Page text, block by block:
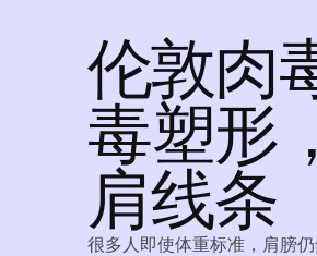
伦敦肉
毒塑形
肩线条
很多人即使体重标准，肩膀